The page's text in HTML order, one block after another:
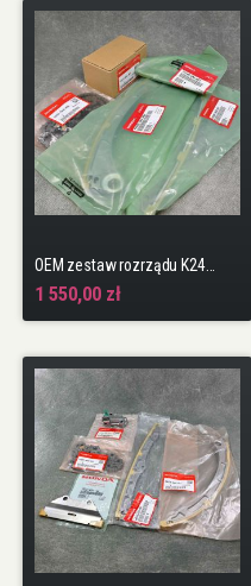
OEM zestaw rozrządu K24W1, K24W2 Accord 9gen 13-17
1 550,00 zł